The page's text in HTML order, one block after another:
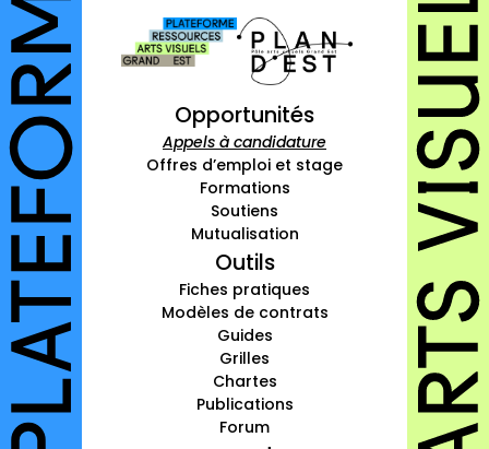
à propos
contact
Connexion
Inscription
Opportunités
Appels à candidature
Offres d’emploi et stage
Formations
Soutiens
Mutualisation
Outils
Fiches pratiques
Modèles de contrats
Guides
Grilles
Chartes
Publications
Forum